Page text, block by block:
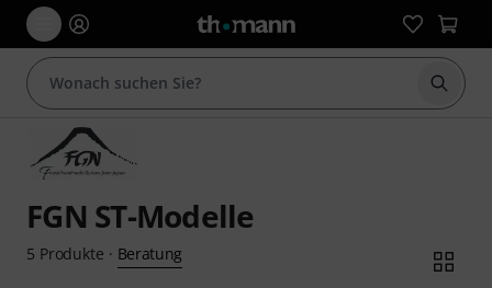
Suche
FGN ST-Modelle
5 Produkte · Beratung